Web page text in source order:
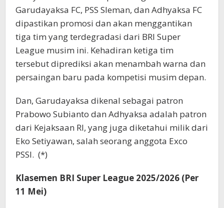
Garudayaksa FC, PSS Sleman, dan Adhyaksa FC
dipastikan promosi dan akan menggantikan
tiga tim yang terdegradasi dari BRI Super
League musim ini. Kehadiran ketiga tim
tersebut diprediksi akan menambah warna dan
persaingan baru pada kompetisi musim depan.
Dan, Garudayaksa dikenal sebagai patron
Prabowo Subianto dan Adhyaksa adalah patron
dari Kejaksaan RI, yang juga diketahui milik dari
Eko Setiyawan, salah seorang anggota Exco
PSSI. (*)
Klasemen BRI Super League 2025/2026 (Per
11 Mei)